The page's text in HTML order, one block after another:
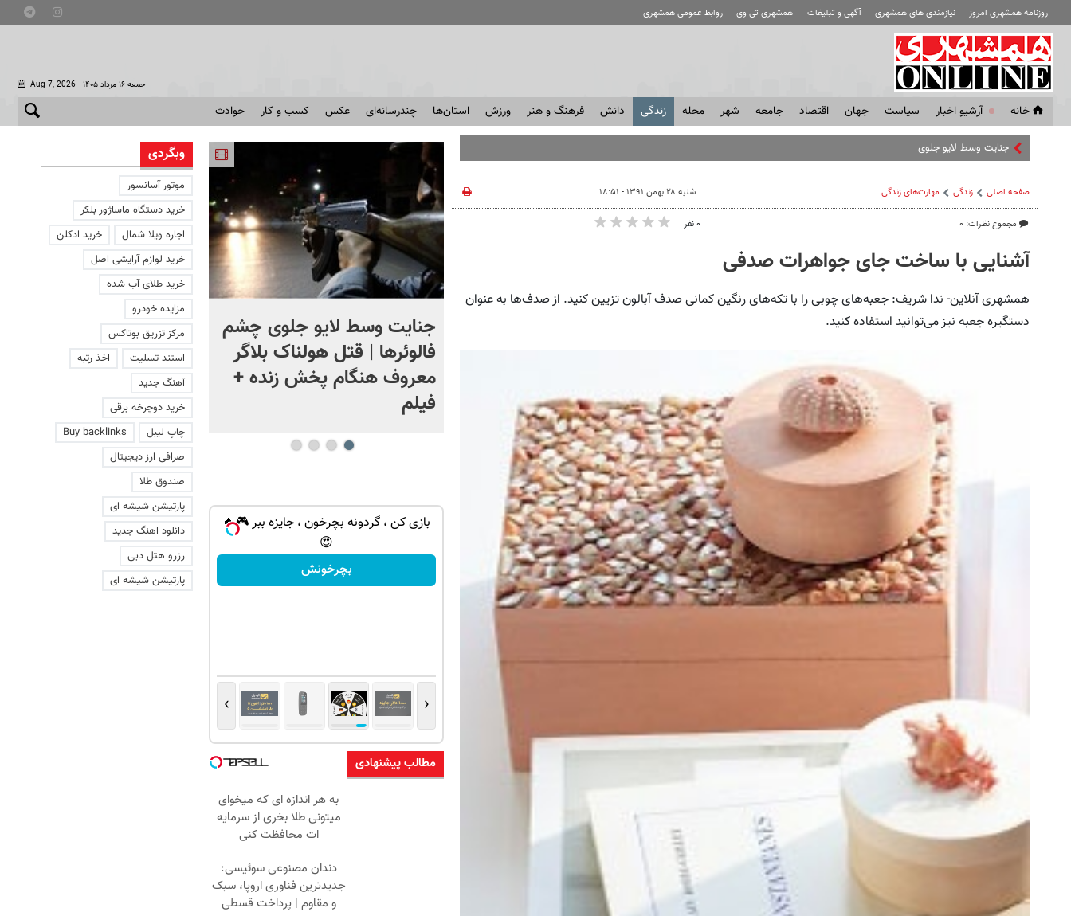
روزنامه همشهری امروز نیازمندی های همشهری آگهی و تبلیغات همشهری تی وی روابط عمومی همشهری
Aug 7, 2026 - جمعه ۱۶ مرداد ۱۴۰۵
خانه آرشیو اخبار سياست جهان اقتصاد جامعه شهر محله زندگی دانش فرهنگ و هنر ورزش استان‌ها چندرسانه‌ای عکس کسب و کار حوادث
جنایت وسط لایو جلوی چشم فالوئرها | قتل هولنا
صفحه اصلی زندگی مهارت‌های زندگی
مجموع نظرات: ۰
شنبه ۲۸ بهمن ۱۳۹۱ - ۱۸:۵۱
۰ نفر
آشنایی با ساخت جای جواهرات صدفی
همشهری آنلاین- ندا شریف: جعبه‌های چوبی را با تکه‌های رنگین کمانی صدف آبالون تزیین کنید. از صدف‌ها به عنوان
دستگیره جعبه نیز می‌توانید استفاده کنید.
جنایت وسط لایو جلوی چشم
فالوئرها | قتل هولناک بلاگر
معروف هنگام پخش زنده +
فیلم
صحنه ای نادر از حیات
ایران در سبلان + فیلم
1000 دلار جایزه ببر 💲🤑💲 گردونه رو
از PS5 تا آیفون17 و بیت کوین برنده شو 🔥
گردونه شانس بدون پوچ 💥
بچرخونش
گوشی موبایل نوکیا رجیستر شده🔥 (پرداخت
درب منزل + تخفیف ویژه)
سفارش بده!
بازی کن ، گردونه بچرخون ، جایزه ببر 🎮🔥
😍
بچرخونش
‹
›
مطالب پیشنهادی
به هر اندازه ای که میخوای
میتونی طلا بخری از سرمایه
ات محافظت کنی
دندان مصنوعی سوئیسی:
جدیدترین فناوری اروپا، سبک
و مقاوم | پرداخت قسطی
وبگردی
موتور آسانسور
خرید دستگاه ماساژور بلکر
اجاره ویلا شمال
خرید ادکلن
خرید لوازم آرایشی اصل
خرید طلای آب شده
مزایده خودرو
مرکز تزریق بوتاکس
استند تسلیت
اخذ رتبه
آهنگ جدید
خرید دوچرخه برقی
چاپ لیبل
Buy backlinks
صرافی ارز دیجیتال
صندوق طلا
پارتیشن شیشه ای
دانلود اهنگ جدید
رزرو هتل دبی
پارتیشن شیشه ای